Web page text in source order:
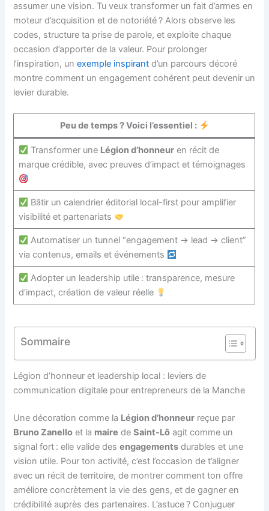
assumer une vision. Tu veux transformer un fait d’armes en
moteur d’acquisition et de notoriété ? Alors observe les
codes, structure ta prise de parole, et exploite chaque
occasion d’apporter de la valeur. Pour prolonger
l’inspiration, unexemple inspirant d’un parcours décoré
montre comment un engagement cohérent peut devenir un
levier durable.
Peu de temps ? Voici l’essentiel :
Transformer une Légion d’honneur en récit de
marque crédible, avec preuves d’impact et témoignages
Bâtir un calendrier éditorial local-first pour amplifier
visibilité et partenariats
Automatiser un tunnel “engagement → lead → client”
via contenus, emails et événements
Adopter un leadership utile : transparence, mesure
d’impact, création de valeur réelle
Sommaire
Légion d’honneur et leadership local : leviers de
communication digitale pour entrepreneurs de la Manche
Une décoration comme la Légion d’honneur reçue par
Bruno Zanello et la maire deSaint-Lô agit comme un
signal fort : elle valide desengagements durables et une
vision utile. Pour ton activité, c’est l’occasion de t’aligner
avec un récit de territoire, de montrer comment ton offre
améliore concrètement la vie des gens, et de gagner en
crédibilité auprès des partenaires. L’astuce ? Conjuguer